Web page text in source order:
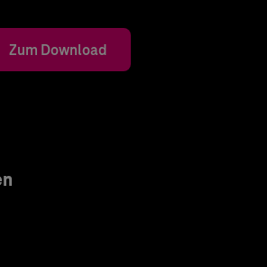
Zum Download